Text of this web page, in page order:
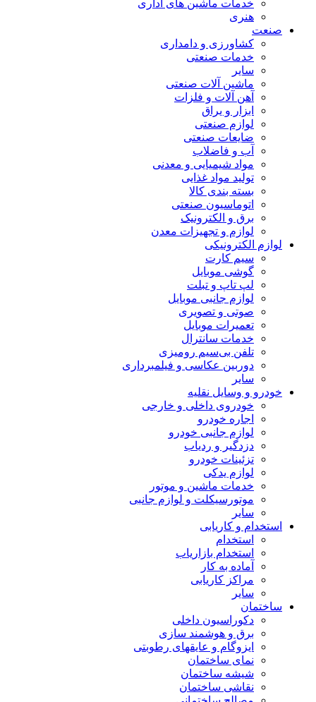
خدمات ماشین های اداری
هنری
صنعت
کشاورزی و دامداری
خدمات صنعتی
سایر
ماشین آلات صنعتی
آهن آلات و فلزات
ابزار و یراق
لوازم صنعتی
ضایعات صنعتی
آب و فاضلاب
مواد شیمیایی و معدنی
تولید مواد غذایی
بسته بندی کالا
اتوماسیون صنعتی
برق و الکترونیک
لوازم و تجهیزات معدن
لوازم الکترونیکی
سیم کارت
گوشی موبایل
لپ تاپ و تبلت
لوازم جانبی موبایل
صوتی و تصویری
تعمیرات موبایل
خدمات سانترال
تلفن بی‌سیم رومیزی
دوربین عکاسی و فیلمبرداری
سایر
خودرو و وسایل نقلیه
خودروی داخلی و خارجی
اجاره خودرو
لوازم جانبی خودرو
دزدگیر و ردیاب
تزئینات خودرو
لوازم یدکی
خدمات ماشین و موتور
موتورسیکلت و لوازم جانبی
سایر
استخدام و کاریابی
استخدام
استخدام بازاریاب
آماده به کار
مراکز کاریابی
سایر
ساختمان
دکوراسیون داخلی
برق و هوشمند سازی
ایزوگام و عایقهای رطوبتی
نمای ساختمان
شیشه ساختمان
نقاشی ساختمان